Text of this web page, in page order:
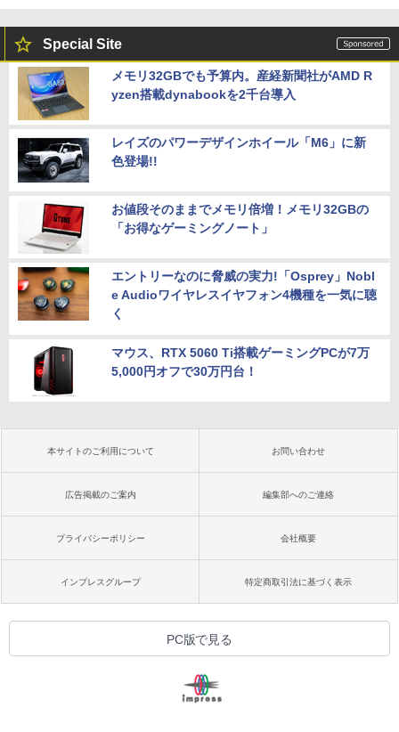
Special Site
メモリ32GBでも予算内。産経新聞社がAMD R
yzen搭載dynabookを2千台導入
レイズのパワーデザインホイール「M6」に新
色登場!!
お値段そのままでメモリ倍増！メモリ32GBの
「お得なゲーミングノート」
エントリーなのに脅威の実力!「Osprey」Nobl
e Audioワイヤレスイヤフォン4機種を一気に聴
く
マウス、RTX 5060 Ti搭載ゲーミングPCが7万
5,000円オフで30万円台！
本サイトのご利用について お問い合わせ
広告掲載のご案内 編集部へのご連絡
プライバシーポリシー 会社概要
インプレスグループ 特定商取引法に基づく表示
PC版で見る